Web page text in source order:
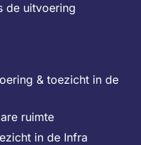
de uitvoering
& toezicht in de
ruimte
in de Infra